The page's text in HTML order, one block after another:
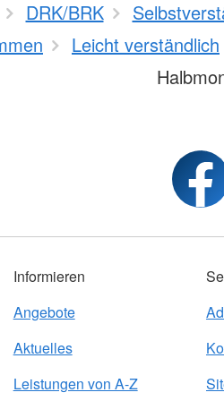
DRK/BRK
Leicht verständlich
Informieren
Angebote
Aktuelles
Leistungen von A-Z